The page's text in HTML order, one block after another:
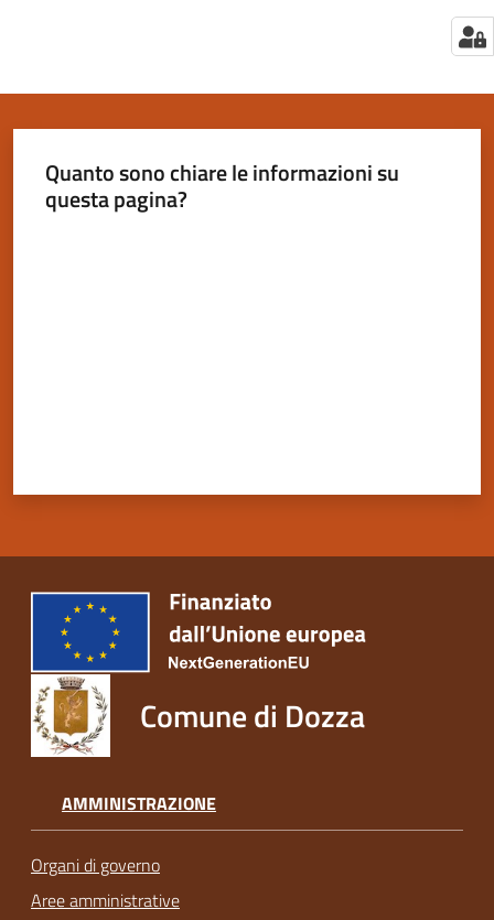
Quanto sono chiare le informazioni su
questa pagina?
Comune di Dozza
AMMINISTRAZIONE
Organi di governo
Aree amministrative